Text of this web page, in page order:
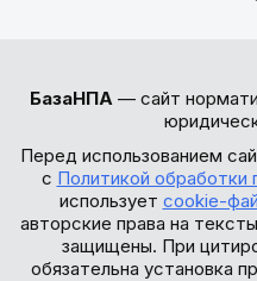
БазаНПА — сайт
Перед использованием
с Политикой обработки
использует cookie-
авторские права на
защищены. При
обязательна установка